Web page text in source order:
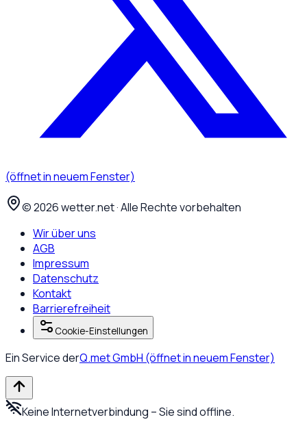
(öffnet in neuem Fenster)
©2026wetter.net · Alle Rechte vorbehalten
Wir über uns
AGB
Impressum
Datenschutz
Kontakt
Barrierefreiheit
Cookie-Einstellungen
Ein Service derQ.met GmbH (öffnet in neuem Fenster)
Keine Internetverbindung – Sie sind offline.